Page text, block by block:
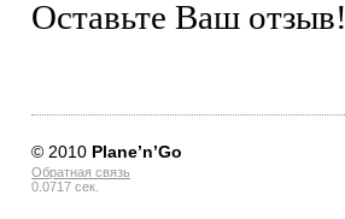
Оставьте Ваш отзыв!
© 2010 Planе’n’Go
Обратная связь
0.0717 сек.